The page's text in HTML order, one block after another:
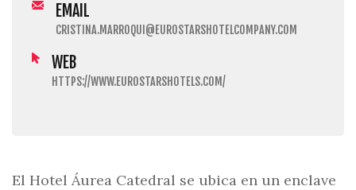
EMAIL
CRISTINA.MARROQUI@EUROSTARSHOTELCOMPANY.COM
WEB
HTTPS://WWW.EUROSTARSHOTELS.COM/
El Hotel Áurea Catedral se ubica en un enclave